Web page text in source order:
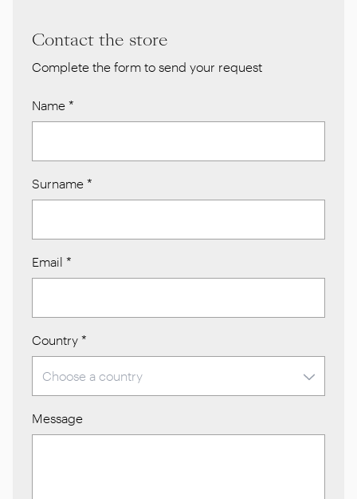
Contact the store
Complete the form to send your request
Name *
Surname *
Email *
Country *
Message